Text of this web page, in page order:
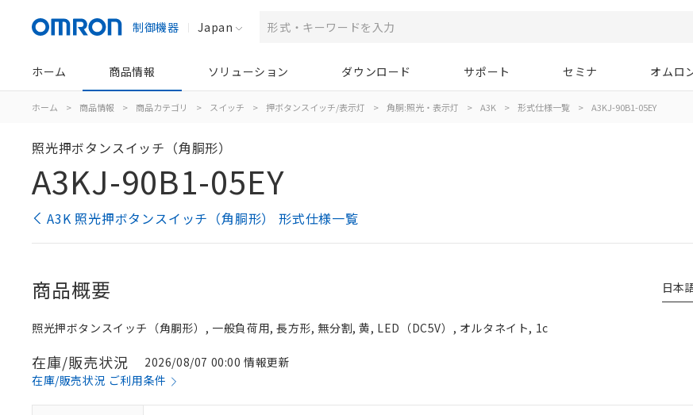
制御機器 Japan
ホーム 商品情報 ソリューション ダウンロード サポート セミナ オムロ
ホーム > 商品情報 > 商品カテゴリ > スイッチ > 押ボタンスイッチ/表示灯 > 角胴:照光・表示灯 > A3K > 形式仕様一覧 > A3KJ-90B1-05EY
照光押ボタンスイッチ（角胴形）
A3KJ-90B1-05EY
A3K 照光押ボタンスイッチ（角胴形） 形式仕様一覧
日本
商品概要
照光押ボタンスイッチ（角胴形）, 一般負荷用, 長方形, 無分割, 黄, LED（DC5V）, オルタネイト, 1c
在庫/販売状況
2026/08/07 00:00 情報更新
在庫/販売状況 ご利用条件